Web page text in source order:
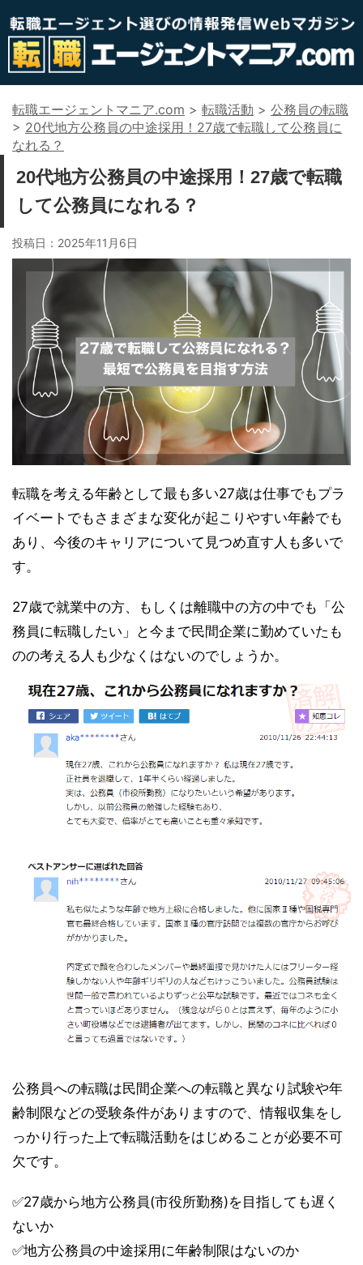
転職エージェントマニア.com > 転職活動 > 公務員の転職
> 20代地方公務員の中途採用！27歳で転職して公務員に
なれる？
20代地方公務員の中途採用！27歳で転職
して公務員になれる？
投稿日： 2025年11月6日
転職を考える年齢として最も多い27歳は仕事でもプラ
イベートでもさまざまな変化が起こりやすい年齢でも
あり、今後のキャリアについて見つめ直す人も多いで
す。
27歳で就業中の方、もしくは離職中の方の中でも「公
務員に転職したい」と今まで民間企業に勤めていたも
のの考える人も少なくはないのでしょうか。
公務員への転職は民間企業への転職と異なり試験や年
齢制限などの受験条件がありますので、情報収集をし
っかり行った上で転職活動をはじめることが必要不可
欠です。
✅27歳から地方公務員(市役所勤務)を目指しても遅く
ないか
✅地方公務員の中途採用に年齢制限はないのか